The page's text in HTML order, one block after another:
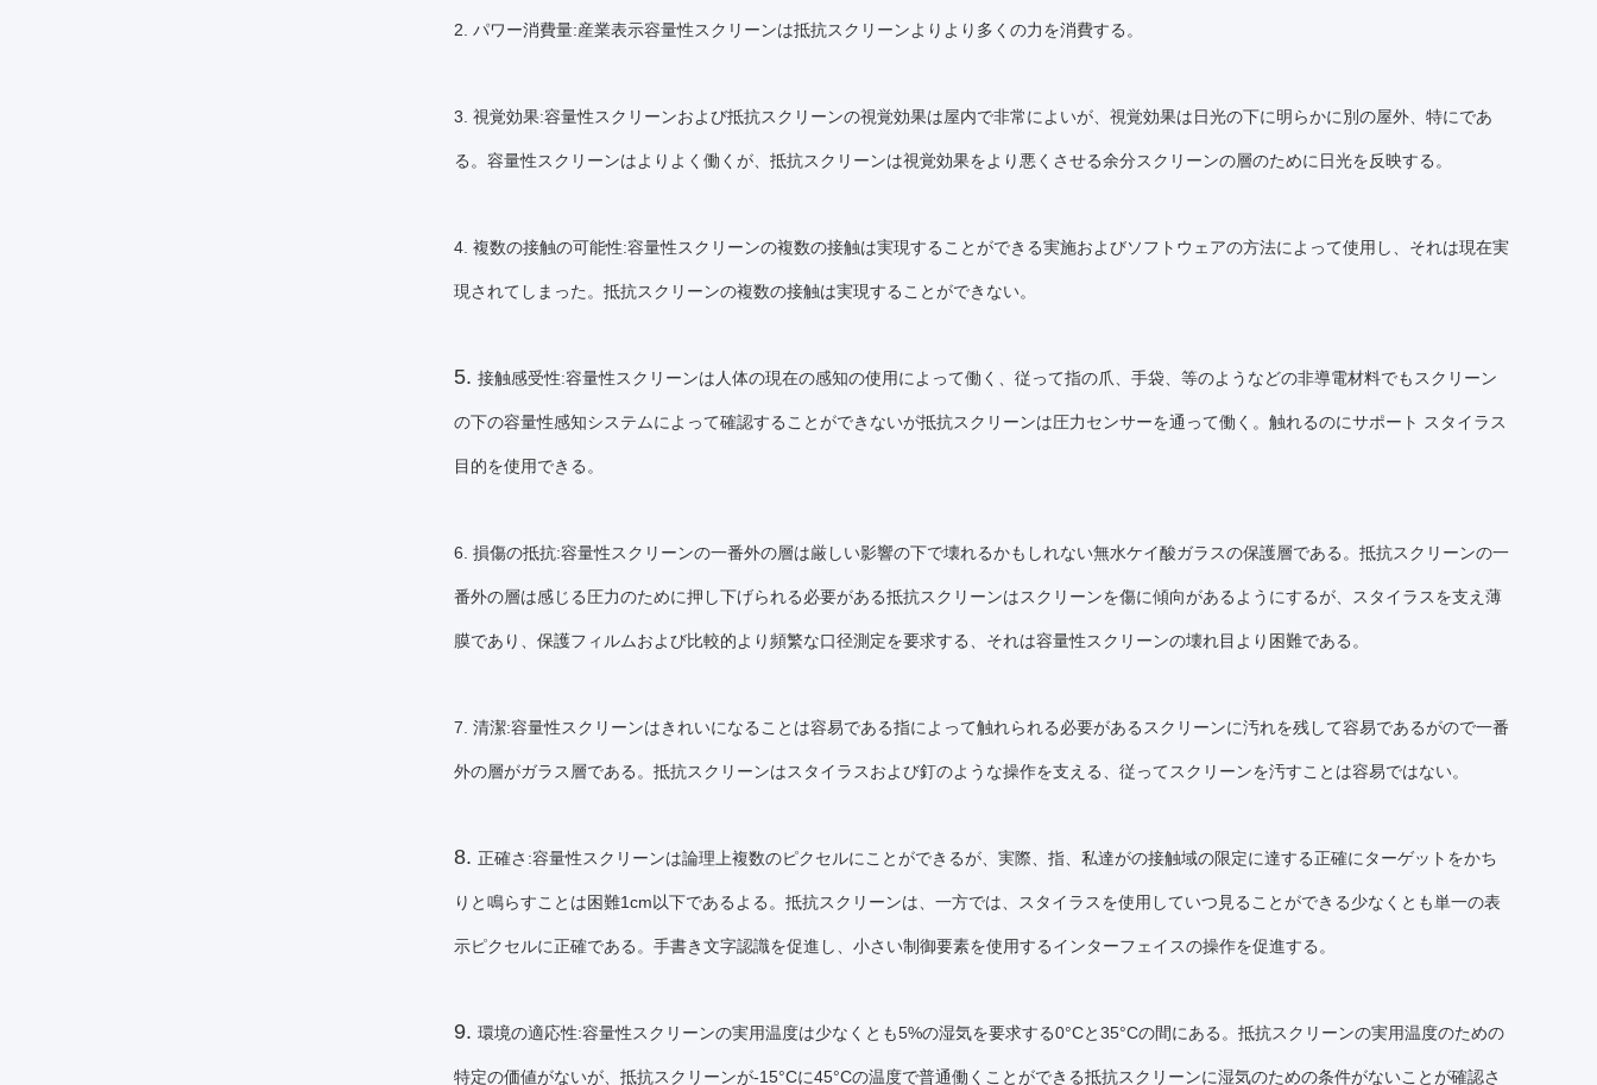
2. パワー消費量:産業表示容量性スクリーンは抵抗スクリーンよりより多くの力を消費する。
3. 視覚効果:容量性スクリーンおよび抵抗スクリーンの視覚効果は屋内で非常によいが、視覚効果は日光の下に明らかに別の屋外、特にであ
る。容量性スクリーンはよりよく働くが、抵抗スクリーンは視覚効果をより悪くさせる余分スクリーンの層のために日光を反映する。
4. 複数の接触の可能性:容量性スクリーンの複数の接触は実現することができる実施およびソフトウェアの方法によって使用し、それは現在実
現されてしまった。抵抗スクリーンの複数の接触は実現することができない。
5. 接触感受性:容量性スクリーンは人体の現在の感知の使用によって働く、従って指の爪、手袋、等のようなどの非導電材料でもスクリーン
の下の容量性感知システムによって確認することができないが抵抗スクリーンは圧力センサーを通って働く。触れるのにサポート スタイラス
目的を使用できる。
6. 損傷の抵抗:容量性スクリーンの一番外の層は厳しい影響の下で壊れるかもしれない無水ケイ酸ガラスの保護層である。抵抗スクリーンの一
番外の層は感じる圧力のために押し下げられる必要がある抵抗スクリーンはスクリーンを傷に傾向があるようにするが、スタイラスを支え薄
膜であり、保護フィルムおよび比較的より頻繁な口径測定を要求する、それは容量性スクリーンの壊れ目より困難である。
7. 清潔:容量性スクリーンはきれいになることは容易である指によって触れられる必要があるスクリーンに汚れを残して容易であるがので一番
外の層がガラス層である。抵抗スクリーンはスタイラスおよび釘のような操作を支える、従ってスクリーンを汚すことは容易ではない。
8. 正確さ:容量性スクリーンは論理上複数のピクセルにことができるが、実際、指、私達がの接触域の限定に達する正確にターゲットをかち
りと鳴らすことは困難1cm以下であるよる。抵抗スクリーンは、一方では、スタイラスを使用していつ見ることができる少なくとも単一の表
示ピクセルに正確である。手書き文字認識を促進し、小さい制御要素を使用するインターフェイスの操作を促進する。
9. 環境の適応性:容量性スクリーンの実用温度は少なくとも5%の湿気を要求する0°Cと35°Cの間にある。抵抗スクリーンの実用温度のための
特定の価値がないが、抵抗スクリーンが-15°Cに45°Cの温度で普通働くことができる抵抗スクリーンに湿気のための条件がないことが確認さ